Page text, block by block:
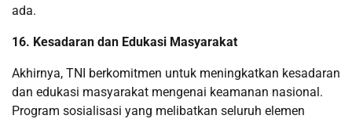
ada.
16. Kesadaran dan Edukasi Masyarakat
Akhirnya, TNI berkomitmen untuk meningkatkan kesadaran
dan edukasi masyarakat mengenai keamanan nasional.
Program sosialisasi yang melibatkan seluruh elemen